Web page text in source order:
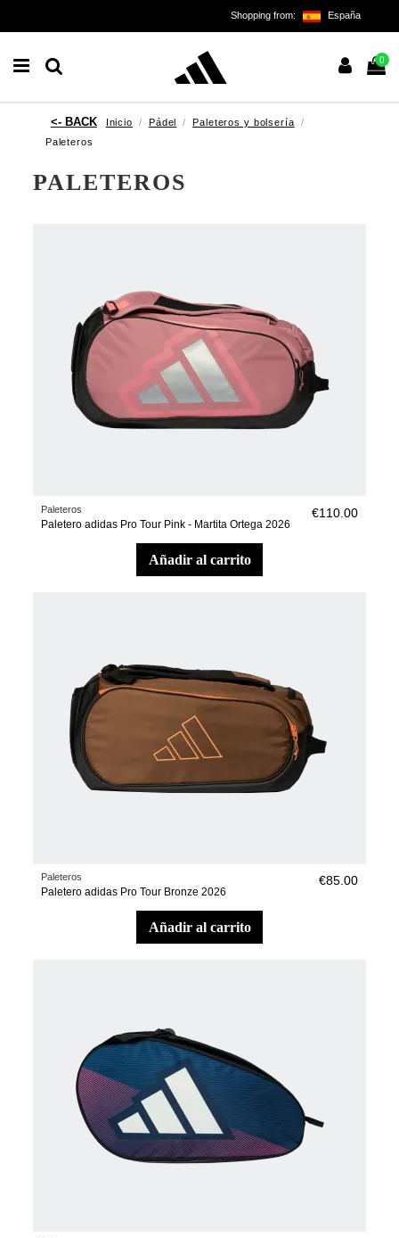
Shopping from: España
0
Inicio Pádel
Paleteros y bolsería
Paleteros
PALETEROS
Paleteros
Paletero adidas Pro Tour Pink - Martita Ortega 2026
€110.00
añadir al carrito
Paleteros
Paletero adidas Pro Tour Bronze 2026
€85.00
añadir al carrito